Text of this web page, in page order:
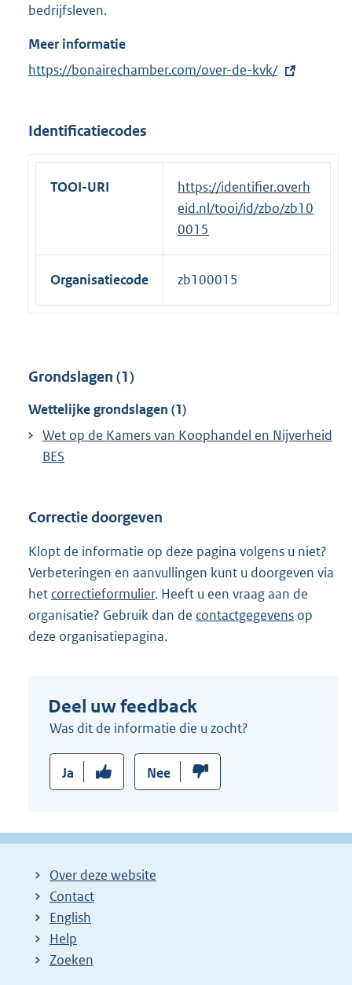
bedrijfsleven.
Meer informatie
E
e
r
https://bonairechamber.com/over-de-kvk/
Identificatiecodes
TOOI-URI
https://identifier.overh
eid.nl/tooi/id/zbo/zb10
0015
Organisatiecode zb100015
Grondslagen (1)
Wettelijke grondslagen (1)
Wet op de Kamers van Koophandel en Nijverheid
BES
Correctie doorgeven
Klopt de informatie op deze pagina volgens u niet?
Verbeteringen en aanvullingen kunt u doorgeven via
het correctieformulier. Heeft u een vraag aan de
organisatie? Gebruik dan de contactgegevens op
deze organisatiepagina.
Deel uw feedback
Was dit de informatie die u zocht?
Ja Nee
Over deze website
Contact
English
Help
Zoeken